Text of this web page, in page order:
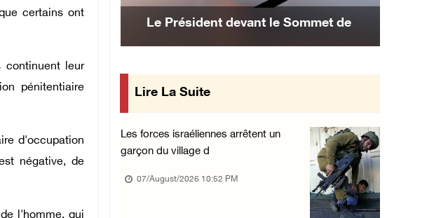
certains ont
continuent leur
pénitentiaire
d'occupation
négative, de
Khalayel al-Louz : des colons attaquent un c ...
07/August/2026 01:53 PM
Nouvelle attaque de colons à Ramallah : une ...
devant le Sommet de
avons décidé d'achever la
des décisions du Conseil
les relations avec
l'État occupant
Les avions d'occupation continuent de
Lire La Suite
Les forces israéliennes arrêtent un
garçon du village d
07/August/2026 10:52 PM